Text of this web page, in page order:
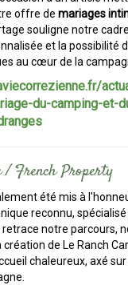
offre de mariages
souligne notre
et la possibilité
au cœur de la
du-camping-et-
/ French Property
été mis à
reconnu, spécialisé
retrace notre parcours,
de Le Ranch
chaleureux, axé